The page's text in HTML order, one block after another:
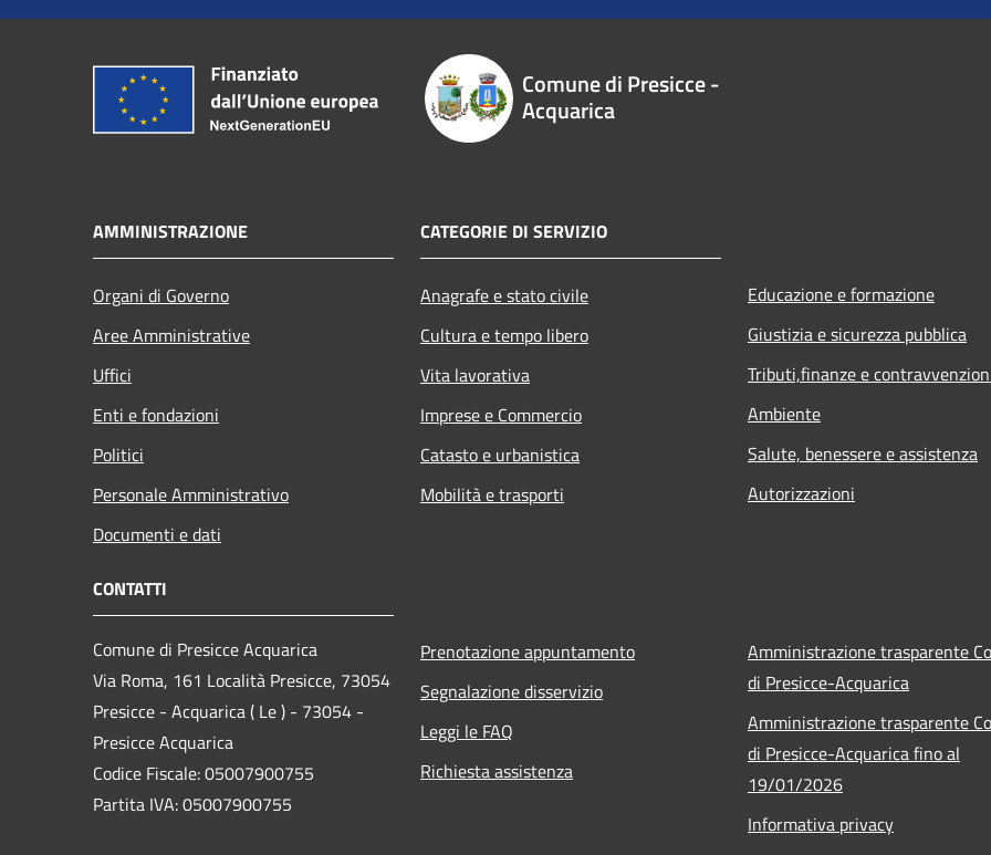
Comune di Presicce -
Acquarica
AMMINISTRAZIONE
Organi di Governo
Aree Amministrative
Uffici
Enti e fondazioni
Politici
Personale Amministrativo
Documenti e dati
CATEGORIE DI SERVIZIO
Anagrafe e stato civile
Cultura e tempo libero
Vita lavorativa
Imprese e Commercio
Catasto e urbanistica
Mobilità e trasporti
Educazione e formazione
Giustizia e sicurezza pubblica
Tributi,finanze e
Ambiente
Salute, benessere e assistenza
Autorizzazioni
CONTATTI
Comune di Presicce Acquarica
Via Roma, 161 Località Presicce, 73054
Presicce - Acquarica ( Le ) - 73054 -
Presicce Acquarica
Codice Fiscale: 05007900755
Partita IVA: 05007900755
Prenotazione appuntamento
Segnalazione disservizio
Leggi le FAQ
Richiesta assistenza
Amministrazione trasparente
di Presicce-Acquarica
Amministrazione trasparente
di Presicce-Acquarica fino al
19/01/2026
Informativa privacy